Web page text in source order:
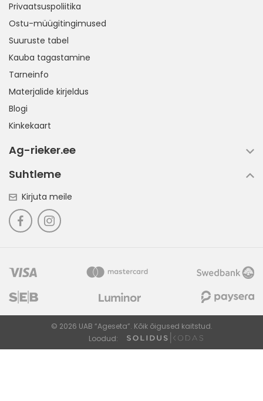
Privaatsuspoliitika
Ostu-müügitingimused
Suuruste tabel
Kauba tagastamine
Tarneinfo
Materjalide kirjeldus
Blogi
Kinkekaart
Ag-rieker.ee
Suhtleme
Kirjuta meile
© 2026 UAB “Ageseta”. Kõik õigused kaitstud.
Loodud: